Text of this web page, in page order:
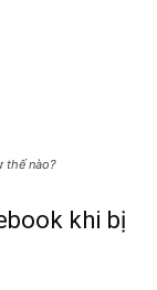
thế nào?
khi bị